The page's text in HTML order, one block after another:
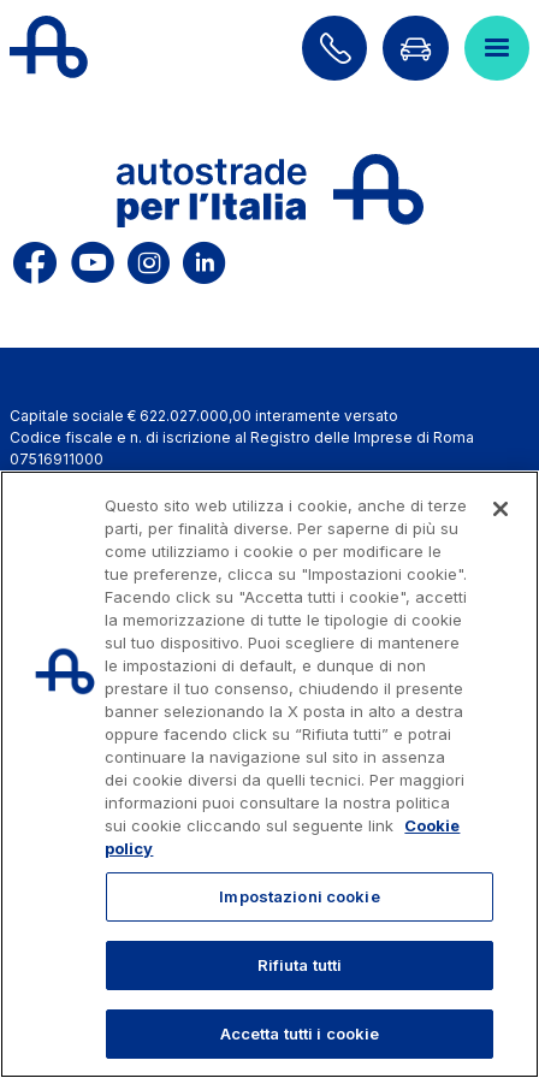
Salta al contenuto principale
Salta al menu principale
Cerca sul sito
Rete
Info Viabilità
Investor Relations
Tecnologie e Sicurezza
Sostenibilità
Media
Servizi al cliente
Contratti e fornitori
Il gruppo
Movyon
L'operatore tecnologico per l'integrazione di
soluzioni di Intelligent Transport Systems
Scopri la nostra App
Inquadra il QR Code con la fotocamera del tuo
cellulare per scaricare l’App
Capitale sociale € 622.027.000,00 interamente versato
Codice fiscale e n. di iscrizione al Registro delle Imprese di Roma
07516911000
Bergamini, 50 - 00159 Roma
Progetto e realizzazione Autostrade per l'Italia © 2026 Autostrade per
l'Italia Spa, Tutti i diritti riservati
803.111 info@autostrade.it
Privacy Cookies Accessibilità Whistleblowing Lavora con noi
Questo sito web utilizza i cookie, anche di terze
parti, per finalità diverse. Per saperne di più su
come utilizziamo i cookie o per modificare le
tue preferenze, clicca su "Impostazioni cookie".
Facendo click su "Accetta tutti i cookie", accetti
la memorizzazione di tutte le tipologie di cookie
sul tuo dispositivo. Puoi scegliere di mantenere
le impostazioni di default, e dunque di non
prestare il tuo consenso, chiudendo il presente
banner selezionando la X posta in alto a destra
oppure facendo click su “Rifiuta tutti” e potrai
continuare la navigazione sul sito in assenza
dei cookie diversi da quelli tecnici. Per maggiori
informazioni puoi consultare la nostra politica
sui cookie cliccando sul seguente link
Cookie
policy
Impostazioni cookie
Rifiuta tutti
Accetta tutti i cookie